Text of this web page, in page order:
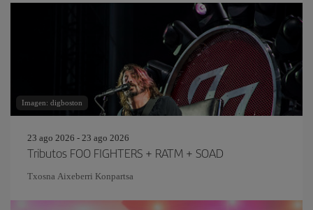
Imagen: digboston
23 ago 2026 - 23 ago 2026
Tributos FOO FIGHTERS + RATM + SOAD
Txosna Aixeberri Konpartsa